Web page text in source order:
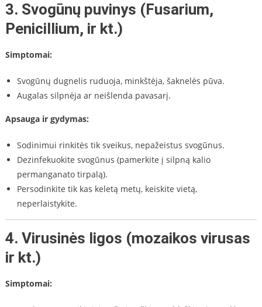
3. Svogūnų puvinys (Fusarium,
Penicillium, ir kt.)
Simptomai:
Svogūnų dugnelis ruduoja, minkštėja, šaknelės pūva.
Augalas silpnėja ar neišlenda pavasarį.
Apsauga ir gydymas:
Sodinimui rinkitės tik sveikus, nepažeistus svogūnus.
Dezinfekuokite svogūnus (pamerkite į silpną kalio
permanganato tirpalą).
Persodinkite tik kas keletą metų, keiskite vietą,
neperlaistykite.
4. Virusinės ligos (mozaikos virusas
ir kt.)
Simptomai: